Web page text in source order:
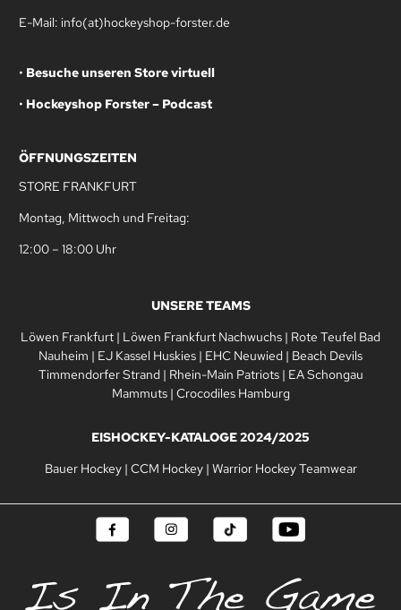
E-Mail: info(at)hockeyshop-forster.de
• Besuche unseren Store virtuell
• Hockeyshop Forster – Podcast
ÖFFNUNGSZEITEN
STORE FRANKFURT
Montag, Mittwoch und Freitag:
12:00 – 18:00 Uhr
UNSERE TEAMS
Löwen Frankfurt | Löwen Frankfurt Nachwuchs | Rote Teufel Bad
Nauheim | EJ Kassel Huskies | EHC Neuwied | Beach Devils
Timmendorfer Strand | Rhein-Main Patriots| EA Schongau
Mammuts| Crocodiles Hamburg
EISHOCKEY-KATALOGE 2024/2025
Bauer Hockey| CCM Hockey| Warrior Hockey Teamwear